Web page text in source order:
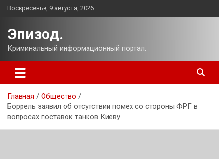
Перейти
Воскресенье, 9 августа, 2026
Эпизод.
Криминальный информационный портал.
Главная
Общество
Боррель заявил об отсутствии помех со стороны ФРГ в
вопросах поставок танков Киеву